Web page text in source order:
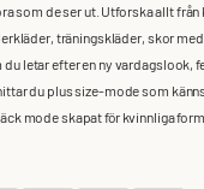
som de ser ut. Utforska allt från
träningskläder, skor
letar efter en ny vardagslook,
du plus size-mode som
mode skapat för kvinnliga